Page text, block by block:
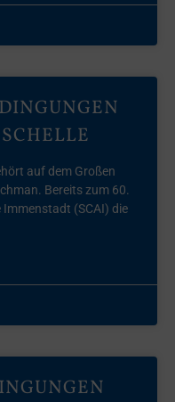
auf dem Großen
Bereits zum 60.
Immenstadt (SCAI) die